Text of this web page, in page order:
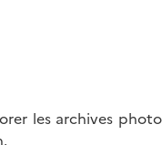
les archives